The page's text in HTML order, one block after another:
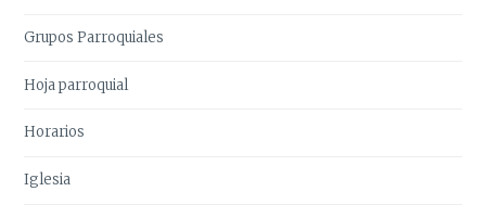
Grupos Parroquiales
Hoja parroquial
Horarios
Iglesia